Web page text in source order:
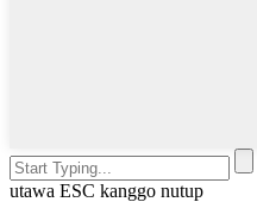
utawa ESC kanggo nutup